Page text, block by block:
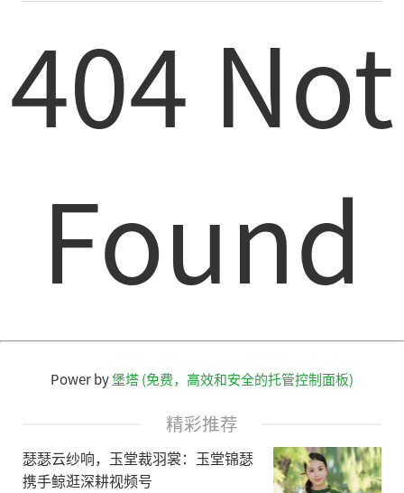
404 Not
Found
Power by堡塔 (免费，高效和安全的托管控制面板)
精彩推荐
瑟瑟云纱响，玉堂裁羽裳：玉堂锦瑟
携手鲸逛深耕视频号